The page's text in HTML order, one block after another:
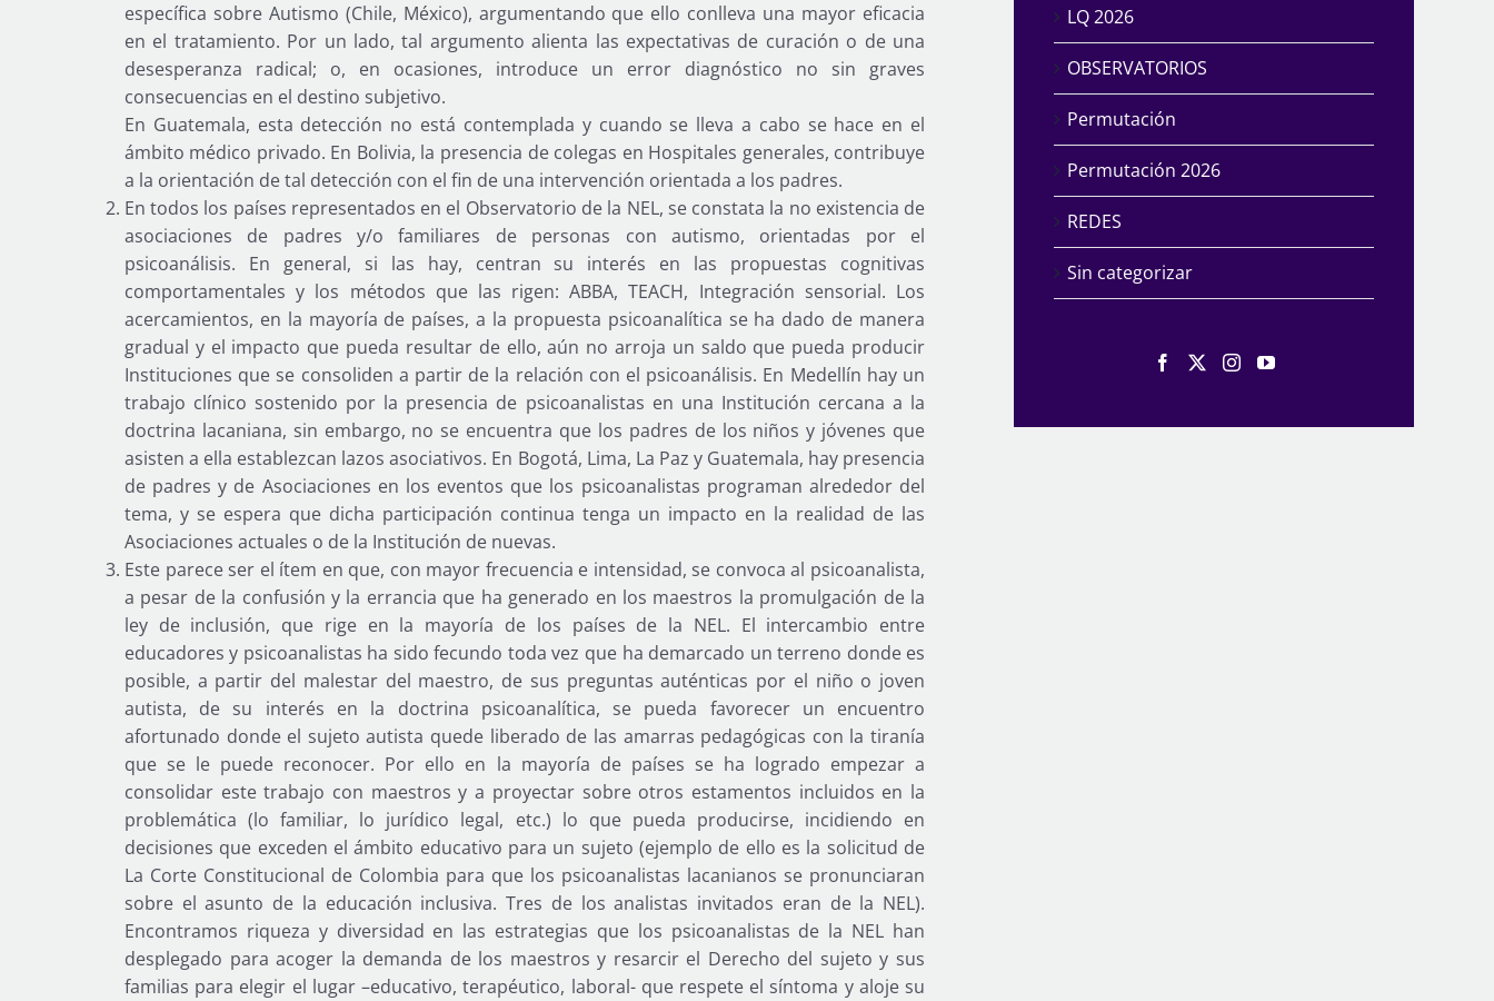
específica sobre Autismo (Chile, México), argumentando que ello conlleva una mayor eficacia
en el tratamiento. Por un lado, tal argumento alienta las expectativas de curación o de una
desesperanza radical; o, en ocasiones, introduce un error diagnóstico no sin graves
consecuencias en el destino subjetivo.
En Guatemala, esta detección no está contemplada y cuando se lleva a cabo se hace en el
ámbito médico privado. En Bolivia, la presencia de colegas en Hospitales generales, contribuye
a la orientación de tal detección con el fin de una intervención orientada a los padres.
En todos los países representados en el Observatorio de la NEL, se constata la no existencia de
asociaciones de padres y/o familiares de personas con autismo, orientadas por el
psicoanálisis. En general, si las hay, centran su interés en las propuestas cognitivas
comportamentales y los métodos que las rigen: ABBA, TEACH, Integración sensorial. Los
acercamientos, en la mayoría de países, a la propuesta psicoanalítica se ha dado de manera
gradual y el impacto que pueda resultar de ello, aún no arroja un saldo que pueda producir
Instituciones que se consoliden a partir de la relación con el psicoanálisis. En Medellín hay un
trabajo clínico sostenido por la presencia de psicoanalistas en una Institución cercana a la
doctrina lacaniana, sin embargo, no se encuentra que los padres de los niños y jóvenes que
asisten a ella establezcan lazos asociativos. En Bogotá, Lima, La Paz y Guatemala, hay presencia
de padres y de Asociaciones en los eventos que los psicoanalistas programan alrededor del
tema, y se espera que dicha participación continua tenga un impacto en la realidad de las
Asociaciones actuales o de la Institución de nuevas.
Este parece ser el ítem en que, con mayor frecuencia e intensidad, se convoca al psicoanalista,
a pesar de la confusión y la errancia que ha generado en los maestros la promulgación de la
ley de inclusión, que rige en la mayoría de los países de la NEL. El intercambio entre
educadores y psicoanalistas ha sido fecundo toda vez que ha demarcado un terreno donde es
posible, a partir del malestar del maestro, de sus preguntas auténticas por el niño o joven
autista, de su interés en la doctrina psicoanalítica, se pueda favorecer un encuentro
afortunado donde el sujeto autista quede liberado de las amarras pedagógicas con la tiranía
que se le puede reconocer. Por ello en la mayoría de países se ha logrado empezar a
consolidar este trabajo con maestros y a proyectar sobre otros estamentos incluidos en la
problemática (lo familiar, lo jurídico legal, etc.) lo que pueda producirse, incidiendo en
decisiones que exceden el ámbito educativo para un sujeto (ejemplo de ello es la solicitud de
La Corte Constitucional de Colombia para que los psicoanalistas lacanianos se pronunciaran
sobre el asunto de la educación inclusiva. Tres de los analistas invitados eran de la NEL).
Encontramos riqueza y diversidad en las estrategias que los psicoanalistas de la NEL han
desplegado para acoger la demanda de los maestros y resarcir el Derecho del sujeto y sus
familias para elegir el lugar –educativo, terapéutico, laboral- que respete el síntoma y aloje su
LQ 2026
OBSERVATORIOS
Permutación
Permutación 2026
REDES
Sin categorizar